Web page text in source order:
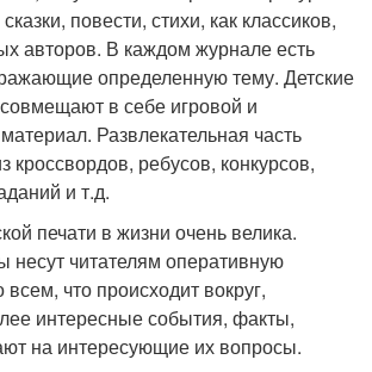
повести, стихи, как классиков,
авторов. В каждом журнале есть
определенную тему. Детские
в себе игровой и
Развлекательная часть
кроссвордов, ребусов, конкурсов,
и т.д.
печати в жизни очень велика.
несут читателям оперативную
что происходит вокруг,
интересные события, факты,
на интересующие их вопросы.